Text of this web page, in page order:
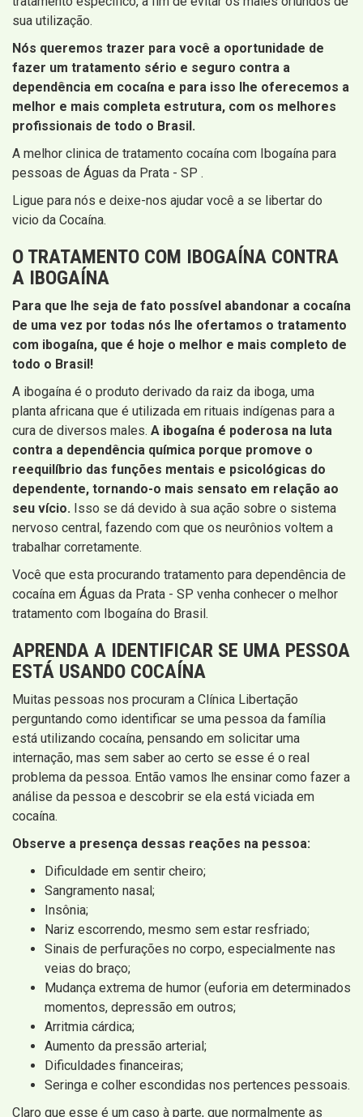
sua utilização.
Nós queremos trazer para você a oportunidade de
fazer um tratamento sério e seguro contra a
dependência em cocaína e para isso lhe oferecemos a
melhor e mais completa estrutura, com os melhores
profissionais de todo o Brasil.
A melhor clinica de tratamento cocaína com Ibogaína para
pessoas de Águas da Prata - SP .
Ligue para nós e deixe-nos ajudar você a se libertar do
vicio da Cocaína.
O TRATAMENTO COM IBOGAÍNA CONTRA
A IBOGAÍNA
Para que lhe seja de fato possível abandonar a cocaína
de uma vez por todas nós lhe ofertamos o tratamento
com ibogaína, que é hoje o melhor e mais completo de
todo o Brasil!
A ibogaína é o produto derivado da raiz da iboga, uma
planta africana que é utilizada em rituais indígenas para a
cura de diversos males. A ibogaína é poderosa na luta
contra a dependência química porque promove o
reequilíbrio das funções mentais e psicológicas do
dependente, tornando-o mais sensato em relação ao
seu vício. Isso se dá devido à sua ação sobre o sistema
nervoso central, fazendo com que os neurônios voltem a
trabalhar corretamente.
Você que esta procurando tratamento para dependência de
cocaína em Águas da Prata - SP venha conhecer o melhor
tratamento com Ibogaína do Brasil.
APRENDA A IDENTIFICAR SE UMA PESSOA
ESTÁ USANDO COCAÍNA
Muitas pessoas nos procuram a Clínica Libertação
perguntando como identificar se uma pessoa da família
está utilizando cocaína, pensando em solicitar uma
internação, mas sem saber ao certo se esse é o real
problema da pessoa. Então vamos lhe ensinar como fazer a
análise da pessoa e descobrir se ela está viciada em
cocaína.
Observe a presença dessas reações na pessoa:
Dificuldade em sentir cheiro;
Sangramento nasal;
Insônia;
Nariz escorrendo, mesmo sem estar resfriado;
Sinais de perfurações no corpo, especialmente nas
veias do braço;
Mudança extrema de humor (euforia em determinados
momentos, depressão em outros;
Arritmia cárdica;
Aumento da pressão arterial;
Dificuldades financeiras;
Seringa e colher escondidas nos pertences pessoais.
Claro que esse é um caso à parte, que normalmente as